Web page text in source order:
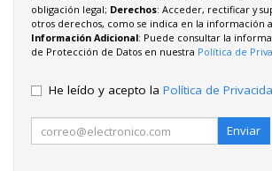
obligación legal; Derechos: Acceder, rectificar y
otros derechos, como se indica en la información
Información Adicional: Puede consultar la
de Protección de Datos en nuestra Política de
He leído y acepto la Política de
Enviar